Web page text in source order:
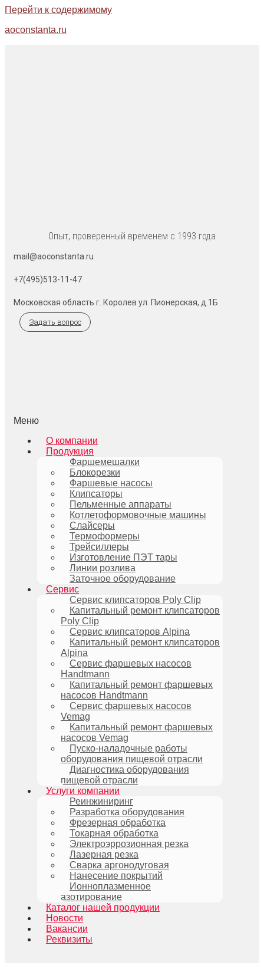
Перейти к содержимому
aoconstanta.ru
Опыт, проверенный временем с 1993 года
mail@aoconstanta.ru
+7(495)513-11-47
Московская область г. Королев ул. Пионерская, д.1Б
Задать вопрос
Меню
О компании
Продукция
Фаршемешалки
Блокорезки
Фаршевые насосы
Клипсаторы
Пельменные аппараты
Котлетоформовочные машины
Слайсеры
Термоформеры
Трейсиллеры
Изготовление ПЭТ тары
Линии розлива
Заточное оборудование
Сервис
Сервис клипсаторов Poly Clip
Капитальный ремонт клипсаторов
Poly Clip
Сервис клипсаторов Alpina
Капитальный ремонт клипсаторов
Alpina
Сервис фаршевых насосов
Handtmann
Капитальный ремонт фаршевых
насосов Handtmann
Сервис фаршевых насосов
Vemag
Капитальный ремонт фаршевых
насосов Vemag
Пуско-наладочные работы
оборудования пищевой отрасли
Диагностика оборудования
пищевой отрасли
Услуги компании
Реинжиниринг
Разработка оборудования
Фрезерная обработка
Токарная обработка
Электроэррозионная резка
Лазерная резка
Сварка аргонодуговая
Нанесение покрытий
Ионноплазменное
азотирование
Каталог нашей продукции
Новости
Вакансии
Реквизиты